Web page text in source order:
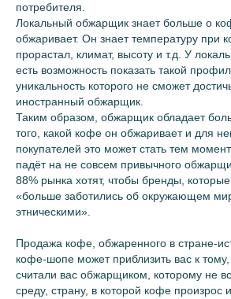
потребителя.
Локальный обжарщик знает больше о
обжаривает. Он знает температуру при
прорастал, климат, высоту и т.д. У
есть возможность показать такой
уникальность которого не сможет
иностранный обжарщик.
Таким образом, обжарщик обладает
того, какой кофе он обжаривает и для
покупателей это может стать тем
падёт на не совсем привычного
88% рынка хотят, чтобы бренды,
«больше заботились об окружающем
этническими».
Продажа кофе, обжаренного в стране-
кофе-шопе может приблизить вас к
считали вас обжарщиком, которому не
среду, страну, в которой кофе произрос